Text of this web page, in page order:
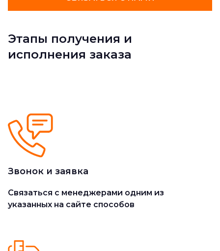
Этапы получения и
исполнения заказа
Звонок и заявка
Cвязаться с менеджерами одним из
указанных на сайте способов